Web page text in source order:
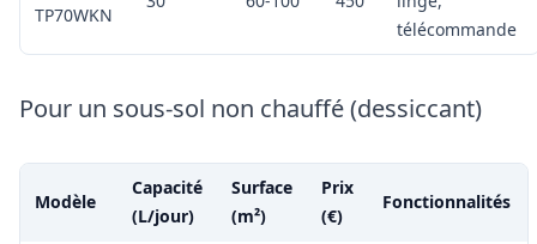
TP70WKN
télécommande
Pour un sous-sol non chauffé (dessiccant)
Modèle
Capacité
(L/jour)
Surface
(m²)
Prix
(€)
Fonctionnalités